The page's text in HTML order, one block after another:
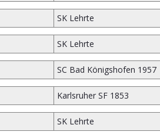
SK Lehrte
SK Lehrte
SC Bad Königshofen 1957
Karlsruher SF 1853
SK Lehrte